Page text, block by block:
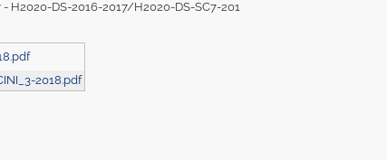
H2020‐DS‐SC7‐201
2018.pdf